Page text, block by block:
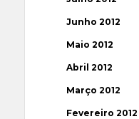
Junho 2012
Maio 2012
Abril 2012
Março 2012
Fevereiro 2012